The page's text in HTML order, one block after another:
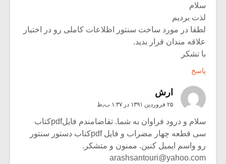
سلام
لذت بردیم
لطفا در مورد ساخت سنتور اظلاعات کاملی رو در اختیار
علاقه مندان قرار بدید.
با تشکر
پاسخ
ارش
۲۵ فروردین ۱۳۹۱ در ۱:۳۷ ب٫ظ
سلام و درود فراوان به شما. تقاضامندم فایلpdfکتاب
سی قطعه چهار مضراب و فایل pdfکتاب دستور سنتور
رو واسم ایمیل کنین. ممنون و متشکر.
arashsantouri@yahoo.com